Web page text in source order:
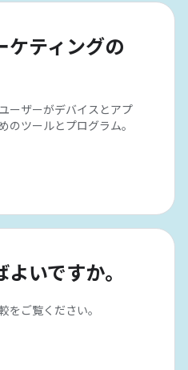
ケティングの
ーザーがデバイスとアプ
のツールとプログラム。
いですか。
をご覧ください。